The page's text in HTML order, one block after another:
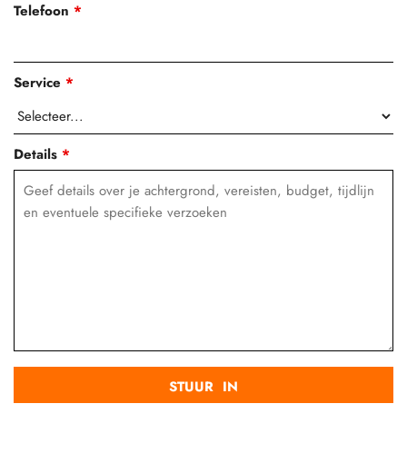
Telefoon *
Service *
Details *